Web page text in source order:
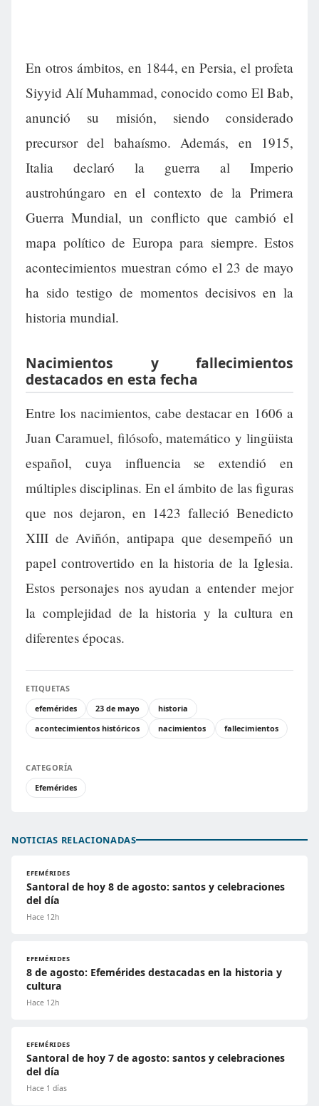
En otros ámbitos, en 1844, en Persia, el profeta
Siyyid Alí Muhammad, conocido como El Bab,
anunció su misión, siendo considerado
precursor del bahaísmo. Además, en 1915,
Italia declaró la guerra al Imperio
austrohúngaro en el contexto de la Primera
Guerra Mundial, un conflicto que cambió el
mapa político de Europa para siempre. Estos
acontecimientos muestran cómo el 23 de mayo
ha sido testigo de momentos decisivos en la
historia mundial.
Nacimientos y fallecimientos
destacados en esta fecha
Entre los nacimientos, cabe destacar en 1606 a
Juan Caramuel, filósofo, matemático y lingüista
español, cuya influencia se extendió en
múltiples disciplinas. En el ámbito de las figuras
que nos dejaron, en 1423 falleció Benedicto
XIII de Aviñón, antipapa que desempeñó un
papel controvertido en la historia de la Iglesia.
Estos personajes nos ayudan a entender mejor
la complejidad de la historia y la cultura en
diferentes épocas.
ETIQUETAS
efemérides
23 de mayo
historia
acontecimientos históricos
nacimientos fallecimientos
CATEGORÍA
Efemérides
NOTICIAS RELACIONADAS
EFEMÉRIDES
Santoral de hoy 8 de agosto: santos y celebraciones
del día
Hace 12h
EFEMÉRIDES
8 de agosto: Efemérides destacadas en la historia y
cultura
Hace 12h
EFEMÉRIDES
Santoral de hoy 7 de agosto: santos y celebraciones
del día
Hace 1 días